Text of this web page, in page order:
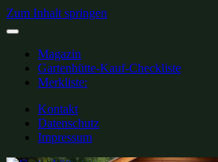
Zum Inhalt springen
Magazin
Gartenhütte-Kauf-Checkliste
Merkliste:
Kontakt
Datenschutz
Impressum